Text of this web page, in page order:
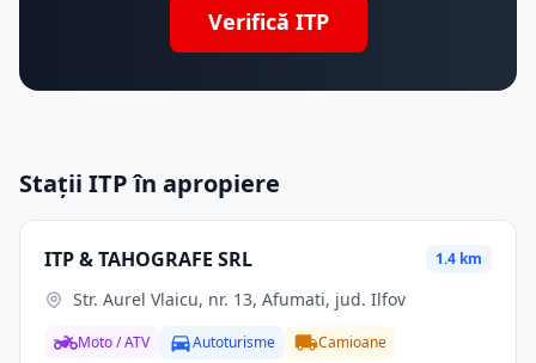
Verifică ITP
Stații ITP în apropiere
ITP & TAHOGRAFE SRL 1.4 km
Str. Aurel Vlaicu, nr. 13, Afumati, jud. Ilfov
Moto / ATV Autoturisme Camioane